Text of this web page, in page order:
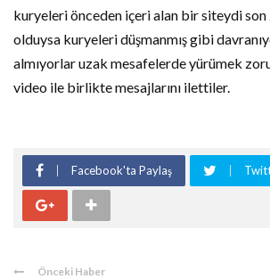
kuryeleri önceden içeri alan bir siteydi son
olduysa kuryeleri düşmanmış gibi
almıyorlar uzak mesafelerde yürümek
video ile birlikte mesajlarını ilettiler.
Facebook'ta Paylaş
Önceki Haber